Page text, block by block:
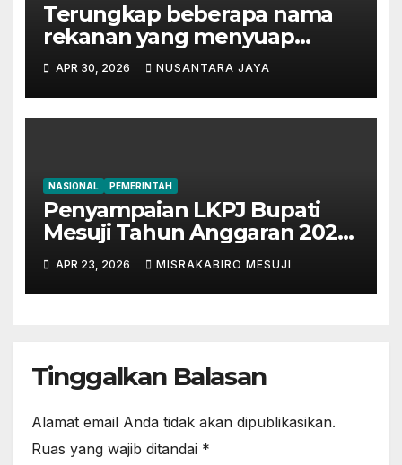
Terungkap beberapa nama
rekanan yang menyuap
mantan Bupati Lampung
Tengah
APR 30, 2026 NUSANTARA JAYA
NASIONAL PEMERINTAH
Penyampaian LKPJ Bupati
Mesuji Tahun Anggaran 2025
Digelar dalam Rapat
Paripurna DPRD
APR 23, 2026 MISRAKABIRO MESUJI
Tinggalkan Balasan
Alamat email Anda tidak akan dipublikasikan.
Ruas yang wajib ditandai *